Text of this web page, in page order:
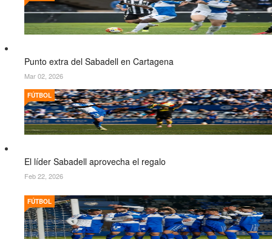
Punto extra del Sabadell en Cartagena
Mar 02, 2026
El líder Sabadell aprovecha el regalo
FÚTBOL
Feb 22, 2026
FÚTBOL